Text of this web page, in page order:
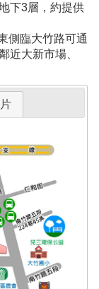
下3層，約提供
側臨大竹路可通
近大新市場、